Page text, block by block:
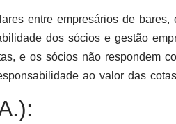
entre empresários de bares,
dos sócios e gestão
e os sócios não respondem
ao valor das